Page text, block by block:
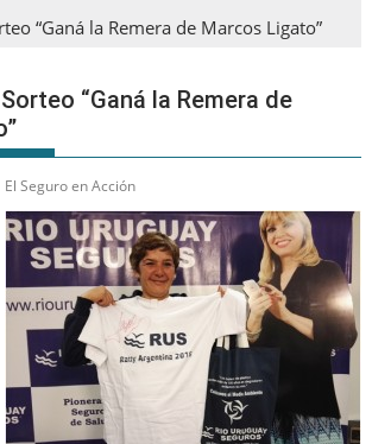
“Ganá la Remera de Marcos Ligato”
“Ganá la Remera de
El Seguro en Acción